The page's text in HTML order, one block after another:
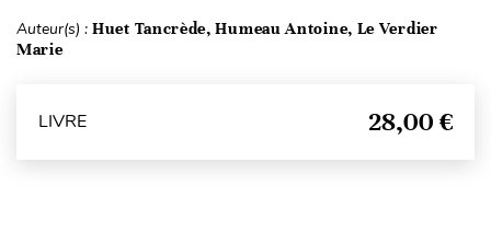
Auteur(s) : Huet Tancrède, Humeau Antoine, Le Verdier
Marie
LIVRE 28,00 €